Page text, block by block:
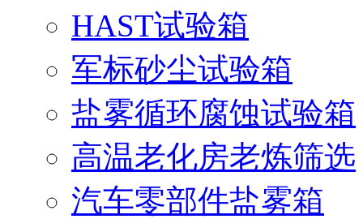
HAST试验箱
军标砂尘试验箱
盐雾循环腐蚀试验箱
高温老化房老炼筛选
汽车零部件盐雾箱